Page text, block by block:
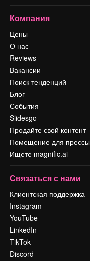
Компания
Цены
О нас
Reviews
Вакансии
Поиск тенденций
Блог
События
Slidesgo
Продайте свой контент
Помещение для прессы
Ищете magnific.ai
Связаться с нами
Клиентская поддержка
Instagram
YouTube
LinkedIn
TikTok
Discord